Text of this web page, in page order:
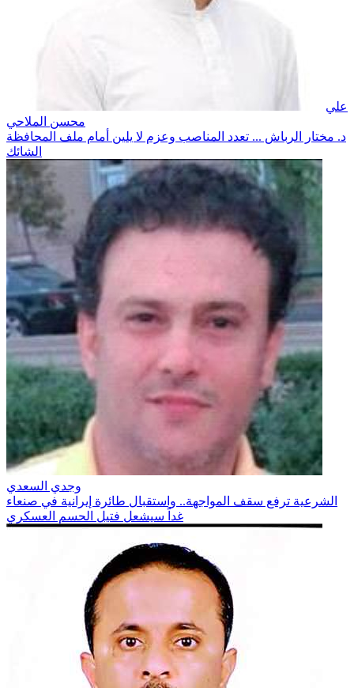
علي
محسن الملاحي
د. مختار الرباش ... تعدد المناصب وعزم لا يلين أمام ملف المحافظة
الشائك
وجدي السعدي
الشرعية ترفع سقف المواجهة.. واستقبال طائرة إيرانية في صنعاء
غداً سيشعل فتيل الحسم العسكري